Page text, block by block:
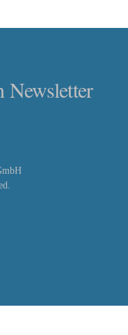
Newsletter